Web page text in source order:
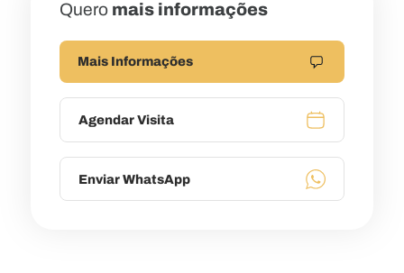
Quero mais informações
Mais Informações
Agendar Visita
Enviar WhatsApp